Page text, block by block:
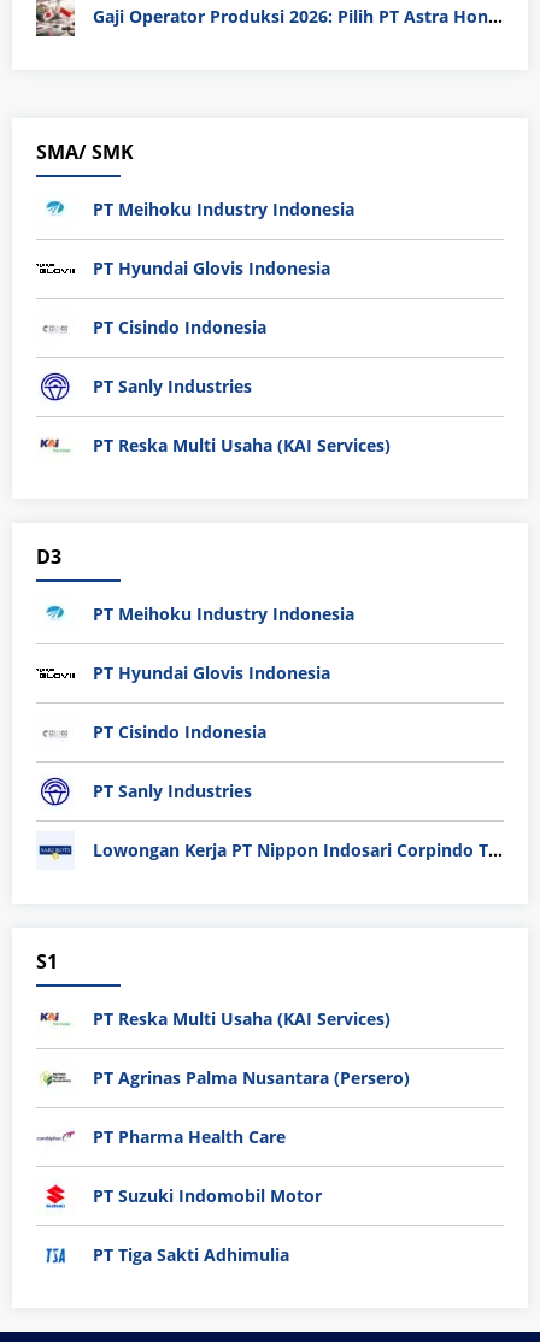
Gaji Operator Produksi 2026: Pilih PT Astra Honda Motor (AHM) atau Manufaktur di Jepang?
SMA/ SMK
PT Meihoku Industry Indonesia
PT Hyundai Glovis Indonesia
PT Cisindo Indonesia
PT Sanly Industries
PT Reska Multi Usaha (KAI Services)
D3
PT Meihoku Industry Indonesia
PT Hyundai Glovis Indonesia
PT Cisindo Indonesia
PT Sanly Industries
Lowongan Kerja PT Nippon Indosari Corpindo Tbk. Bulan Agustus 2026
S1
PT Reska Multi Usaha (KAI Services)
PT Agrinas Palma Nusantara (Persero)
PT Pharma Health Care
PT Suzuki Indomobil Motor
PT Tiga Sakti Adhimulia